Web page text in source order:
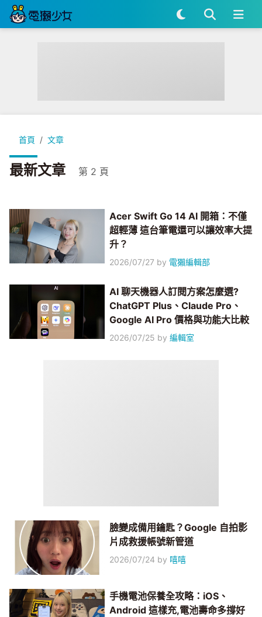
首頁 文章
最新文章 第 2 頁
Acer Swift Go 14 AI 開箱：不僅
超輕薄 這台筆電還可以讓效率大提
升？
2026/07/27 by 電獺編輯部
AI 聊天機器人訂閱方案怎麼選?
ChatGPT Plus、Claude Pro、
Google AI Pro 價格與功能大比較
2026/07/25 by編輯室
臉變成備用鑰匙？Google 自拍影
片成救援帳號新管道
2026/07/24 by 嘻嘻
手機電池保養全攻略：iOS、
Android 這樣充,電池壽命多撐好